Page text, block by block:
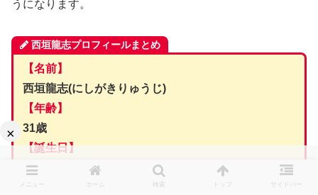
うになります。
西垣龍志プロフィールまとめ
【名前】
西垣龍志(にしがきりゅうじ)
【年齢】
31歳
【誕生日】
1993年1月10日
【出身地】
メニュー ホーム 検索 トップ サイドバー
×